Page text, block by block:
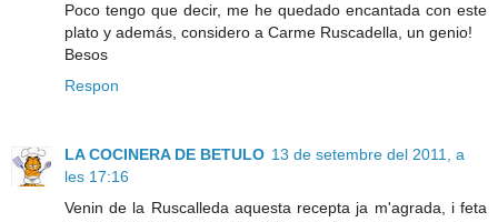
Poco tengo que decir, me he quedado encantada con este
plato y además, considero a Carme Ruscadella, un genio!
Besos
Respon
LA COCINERA DE BETULO 13 de setembre del 2011, a
les 17:16
Venin de la Ruscalleda aquesta recepta ja m'agrada, i feta